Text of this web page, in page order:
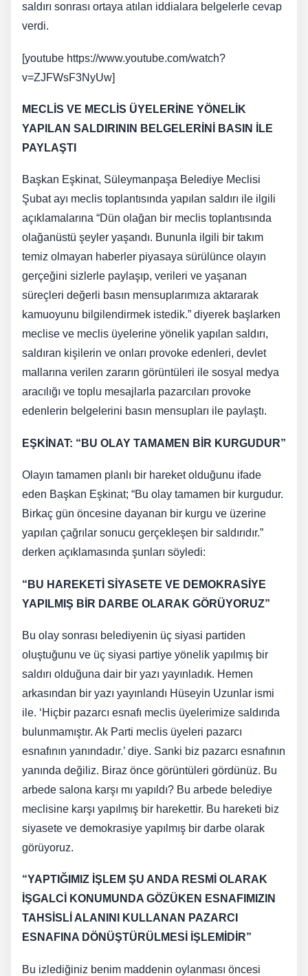
saldırı sonrası ortaya atılan iddialara belgelerle cevap
verdi.
[youtube https://www.youtube.com/watch?
v=ZJFWsF3NyUw]
MECLİS VE MECLİS ÜYELERİNE YÖNELİK
YAPILAN SALDIRININ BELGELERİNİ BASIN İLE
PAYLAŞTI
Başkan Eşkinat, Süleymanpaşa Belediye Meclisi
Şubat ayı meclis toplantısında yapılan saldırı ile ilgili
açıklamalarına “Dün olağan bir meclis toplantısında
olağanüstü şeyler yaşandı. Bununla ilgili bir takım
temiz olmayan haberler piyasaya sürülünce olayın
gerçeğini sizlerle paylaşıp, verileri ve yaşanan
süreçleri değerli basın mensuplarımıza aktararak
kamuoyunu bilgilendirmek istedik.” diyerek başlarken
meclise ve meclis üyelerine yönelik yapılan saldırı,
saldıran kişilerin ve onları provoke edenleri, devlet
mallarına verilen zararın görüntüleri ile sosyal medya
aracılığı ve toplu mesajlarla pazarcıları provoke
edenlerin belgelerini basın mensupları ile paylaştı.
EŞKİNAT: “BU OLAY TAMAMEN BİR KURGUDUR”
Olayın tamamen planlı bir hareket olduğunu ifade
eden Başkan Eşkinat; “Bu olay tamamen bir kurgudur.
Birkaç gün öncesine dayanan bir kurgu ve üzerine
yapılan çağrılar sonucu gerçekleşen bir saldırıdır.”
derken açıklamasında şunları söyledi:
“BU HAREKETİ SİYASETE VE DEMOKRASİYE
YAPILMIŞ BİR DARBE OLARAK GÖRÜYORUZ”
Bu olay sonrası belediyenin üç siyasi partiden
oluştuğunu ve üç siyasi partiye yönelik yapılmış bir
saldırı olduğuna dair bir yazı yayınladık. Hemen
arkasından bir yazı yayınlandı Hüseyin Uzunlar ismi
ile. ‘Hiçbir pazarcı esnafı meclis üyelerimize saldırıda
bulunmamıştır. Ak Parti meclis üyeleri pazarcı
esnafının yanındadır.’ diye. Sanki biz pazarcı esnafının
yanında değiliz. Biraz önce görüntüleri gördünüz. Bu
arbede salona karşı mı yapıldı? Bu arbede belediye
meclisine karşı yapılmış bir harekettir. Bu hareketi biz
siyasete ve demokrasiye yapılmış bir darbe olarak
görüyoruz.
“YAPTIĞIMIZ İŞLEM ŞU ANDA RESMİ OLARAK
İŞGALCİ KONUMUNDA GÖZÜKEN ESNAFIMIZIN
TAHSİSLİ ALANINI KULLANAN PAZARCI
ESNAFINA DÖNÜŞTÜRÜLMESİ İŞLEMİDİR”
Bu izlediğiniz benim maddenin oylanması öncesi